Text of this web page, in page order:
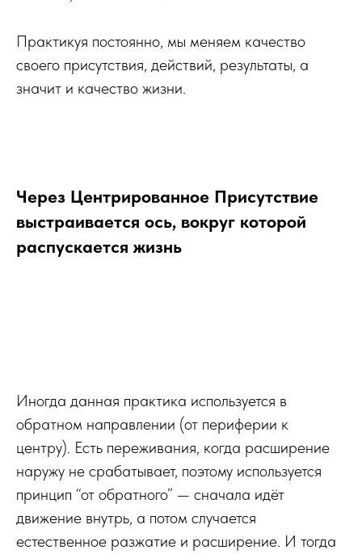
Практикуя постоянно, мы меняем качество
своего присутствия, действий, результаты, а
значит и качество жизни.
Через Центрированное Присутствие
выстраивается ось, вокруг которой
распускается жизнь
Иногда данная практика используется в
обратном направлении (от периферии к
центру). Есть переживания, когда расширение
наружу не срабатывает, поэтому используется
принцип “от обратного” — сначала идёт
движение внутрь, а потом случается
естественное разжатие и расширение. И тогда